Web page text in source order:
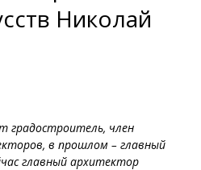
Николай
градостроитель, член
в прошлом – главный
главный архитектор